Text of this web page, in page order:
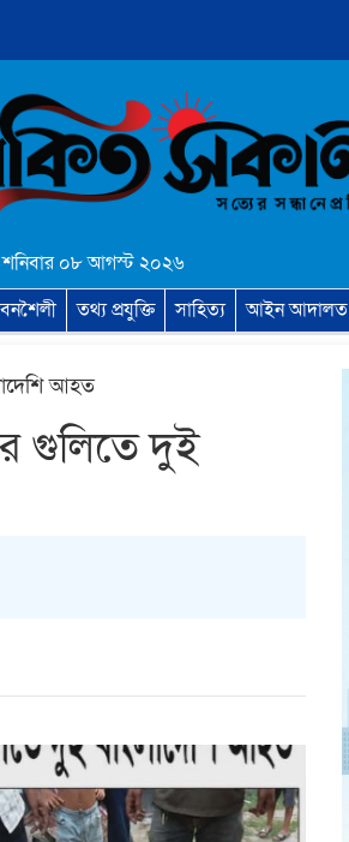
শনিবার ০৮ আগস্ট ২০২৬
তথ্য প্রযুক্তি সাহিত্য আইন আদালত
আহত
গুলিতে দুই